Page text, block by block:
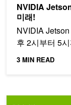
NVIDIA
미래!
NVIDIA
후 2시부터 5
3 MIN READ
[핸즈온] NVIDIA AI